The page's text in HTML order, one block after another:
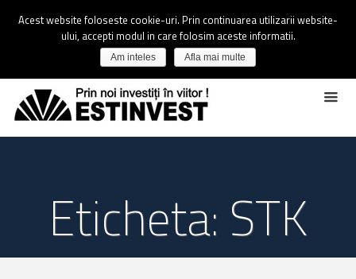
Eticheta: STK
Acest website foloseste cookie-uri. Prin continuarea utilizarii website-
ului, accepti modul in care folosim aceste informatii.
Am inteles Afla mai multe